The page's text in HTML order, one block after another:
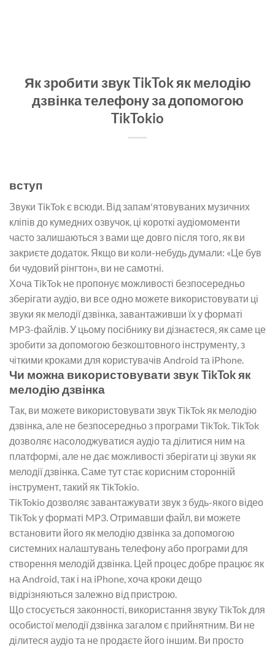
Як зробити звук TikTok як мелодію
дзвінка телефону за допомогою
TikTokio
вступ
Звуки TikTok є всюди. Від запам'ятовуваних музичних
кліпів до кумедних озвучок, ці короткі аудіомоменти
часто залишаються з вами ще довго після того, як ви
закриєте додаток. Якщо ви коли-небудь думали: «Це був
би чудовий рінгтон», ви не самотні.
Хоча TikTok не пропонує можливості безпосередньо
зберігати аудіо, ви все одно можете використовувати ці
звуки як мелодії дзвінка, завантаживши їх у форматі
MP3-файлів. У цьому посібнику ви дізнаєтеся, як саме це
зробити за допомогою безкоштовного інструменту, з
чіткими кроками для користувачів Android та iPhone.
Чи можна використовувати звук TikTok як
мелодію дзвінка
Так, ви можете використовувати звук TikTok як мелодію
дзвінка, але не безпосередньо з програми TikTok. TikTok
дозволяє насолоджуватися аудіо та ділитися ним на
платформі, але не дає можливості зберігати ці звуки як
мелодії дзвінка. Саме тут стає корисним сторонній
інструмент, такий як TikTokio.
TikTokio дозволяє завантажувати звук з будь-якого відео
TikTok у форматі MP3. Отримавши файл, ви можете
встановити його як мелодію дзвінка за допомогою
системних налаштувань телефону або програми для
створення мелодій дзвінка. Цей процес добре працює як
на Android, так і на iPhone, хоча кроки дещо
відрізняються залежно від пристрою.
Що стосується законності, використання звуку TikTok для
особистої мелодії дзвінка загалом є прийнятним. Ви не
ділитеся аудіо та не продаєте його іншим. Ви просто